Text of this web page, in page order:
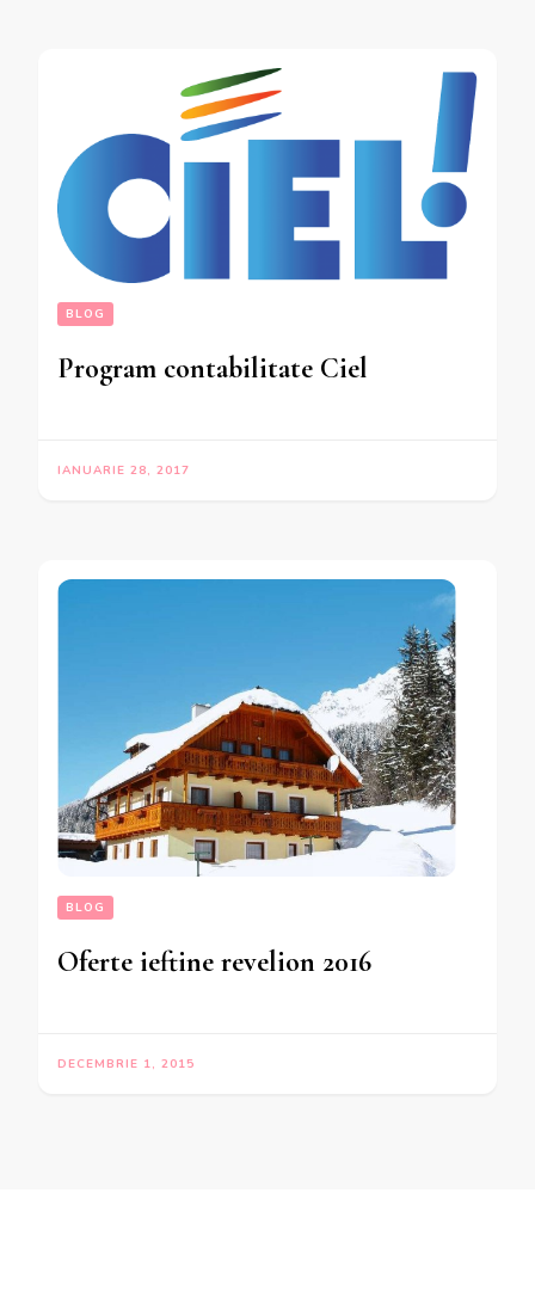
BLOG
Program contabilitate Ciel
IANUARIE 28, 2017
BLOG
Oferte ieftine revelion 2016
DECEMBRIE 1, 2015